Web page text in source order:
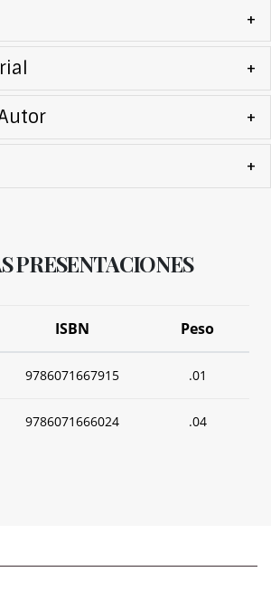
+
+
+
+
PRESENTACIONES
ISBN Peso
9786071667915 .01
9786071666024 .04